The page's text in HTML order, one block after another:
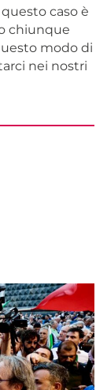
caso è
chiunque
modo di
nei nostri